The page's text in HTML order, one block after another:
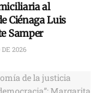
al
Ciénaga Luis
Samper
DE 2026